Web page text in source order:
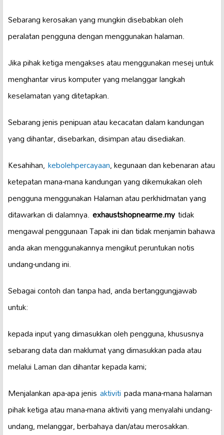
Sebarang kerosakan yang mungkin disebabkan oleh
peralatan pengguna dengan menggunakan halaman.
Jika pihak ketiga mengakses atau menggunakan mesej untuk
menghantar virus komputer yang melanggar langkah
keselamatan yang ditetapkan.
Sebarang jenis penipuan atau kecacatan dalam kandungan
yang dihantar, disebarkan, disimpan atau disediakan.
Kesahihan, kebolehpercayaan, kegunaan dan kebenaran atau
ketepatan mana-mana kandungan yang dikemukakan oleh
pengguna menggunakan Halaman atau perkhidmatan yang
ditawarkan di dalamnya. exhaustshopnearme.mytidak
mengawal penggunaan Tapak ini dan tidak menjamin bahawa
anda akan menggunakannya mengikut peruntukan notis
undang-undang ini.
Sebagai contoh dan tanpa had, anda bertanggungjawab
untuk:
kepada input yang dimasukkan oleh pengguna, khususnya
sebarang data dan maklumat yang dimasukkan pada atau
melalui Laman dan dihantar kepada kami;
Menjalankan apa-apa jenis aktiviti pada mana-mana halaman
pihak ketiga atau mana-mana aktiviti yang menyalahi undang-
undang, melanggar, berbahaya dan/atau merosakkan.